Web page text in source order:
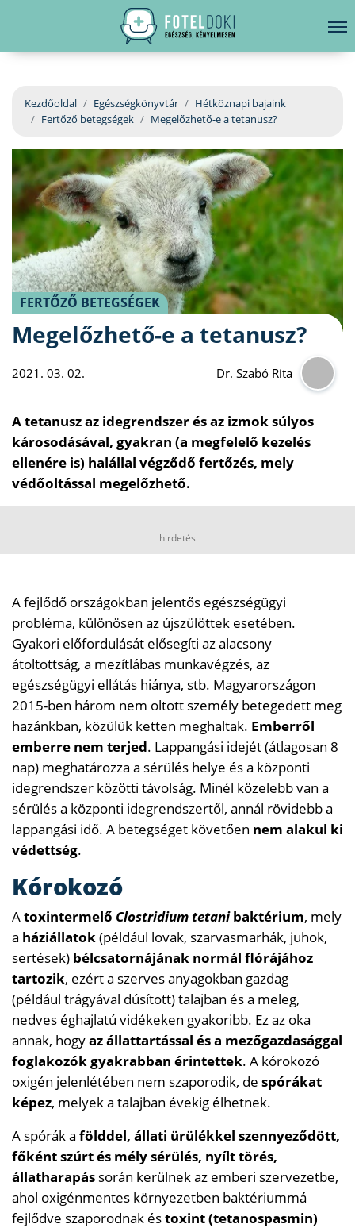
EGÉSZSÉGKÖNYVTÁR
BETEGSÉGKALAUZ
ÜGYELETKERESŐ
ORVOS VÁLASZOL
ORVOSKERESŐ
hirdetés
Kezdőoldal Egészségkönyvtár
Hétköznapi bajaink
Fertőző betegségek
Megelőzhető-e a tetanusz?
FERTŐZŐ BETEGSÉGEK
Megelőzhető-e a tetanusz?
2021. 03. 02. Dr. Szabó Rita
A tetanusz az idegrendszer és az izmok súlyos
károsodásával, gyakran (a megfelelő kezelés
ellenére is) halállal végződő fertőzés, mely
védőoltással megelőzhető.
hirdetés
A fejlődő országokban jelentős egészségügyi
probléma, különösen az újszülöttek esetében.
Gyakori előfordulását elősegíti az alacsony
átoltottság, a mezítlábas munkavégzés, az
egészségügyi ellátás hiánya, stb. Magyarországon
2015-ben három nem oltott személy betegedett meg
hazánkban, közülük ketten meghaltak. Emberről
emberre nem terjed. Lappangási idejét (átlagosan 8
nap) meghatározza a sérülés helye és a központi
idegrendszer közötti távolság. Minél közelebb van a
sérülés a központi idegrendszertől, annál rövidebb a
lappangási idő. A betegséget követően nem alakul ki
védettség.
Kórokozó
Atoxintermelő Clostridium tetanibaktérium, mely
a háziállatok(például lovak, szarvasmarhák, juhok,
sertések) bélcsatornájának normál flórájához
tartozik, ezért a szerves anyagokban gazdag
(például trágyával dúsított) talajban és a meleg,
nedves éghajlatú vidékeken gyakoribb. Ez az oka
annak, hogyaz állattartással és a mezőgazdasággal
foglakozók gyakrabban érintettek. A kórokozó
oxigén jelenlétében nem szaporodik, de spórákat
képez, melyek a talajban évekig élhetnek.
A spórák a földdel, állati ürülékkel szennyeződött,
főként szúrt és mély sérülés, nyílt törés,
állatharapás során kerülnek az emberi szervezetbe,
ahol oxigénmentes környezetben baktériummá
fejlődve szaporodnak éstoxint (tetanospasmin)